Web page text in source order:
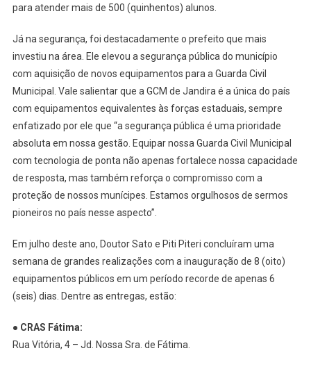
para atender mais de 500 (quinhentos) alunos.
Já na segurança, foi destacadamente o prefeito que mais
investiu na área. Ele elevou a segurança pública do município
com aquisição de novos equipamentos para a Guarda Civil
Municipal. Vale salientar que a GCM de Jandira é a única do país
com equipamentos equivalentes às forças estaduais, sempre
enfatizado por ele que “a segurança pública é uma prioridade
absoluta em nossa gestão. Equipar nossa Guarda Civil Municipal
com tecnologia de ponta não apenas fortalece nossa capacidade
de resposta, mas também reforça o compromisso com a
proteção de nossos munícipes. Estamos orgulhosos de sermos
pioneiros no país nesse aspecto”.
Em julho deste ano, Doutor Sato e Piti Piteri concluíram uma
semana de grandes realizações com a inauguração de 8 (oito)
equipamentos públicos em um período recorde de apenas 6
(seis) dias. Dentre as entregas, estão:
● CRAS Fátima:
Rua Vitória, 4 – Jd. Nossa Sra. de Fátima.